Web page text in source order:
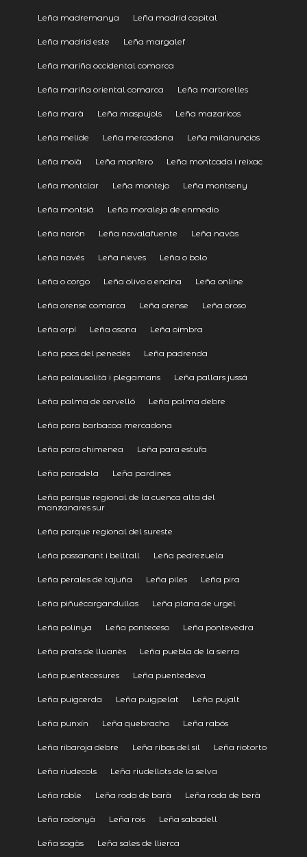
Leña madremanya Leña madrid capital
Leña madrid este Leña margalef
Leña mariña occidental comarca
Leña mariña oriental comarca Leña martorelles
Leña marà Leña maspujols Leña mazaricos
Leña melide Leña mercadona Leña milanuncios
Leña moià Leña monfero Leña montcada i reixac
Leña montclar Leña montejo Leña montseny
Leña montsiá Leña moraleja de enmedio
Leña narón Leña navalafuente Leña navàs
Leña navés Leña nieves Leña o bolo
Leña o corgo Leña olivo o encina Leña online
Leña orense comarca Leña orense Leña oroso
Leña orpí Leña osona Leña oímbra
Leña pacs del penedès Leña padrenda
Leña palausolità i plegamans Leña pallars jussá
Leña palma de cervelló Leña palma debre
Leña para barbacoa mercadona
Leña para chimenea Leña para estufa
Leña paradela Leña pardines
Leña parque regional de la cuenca alta del
manzanares sur
Leña parque regional del sureste
Leña passanant i belltall Leña pedrezuela
Leña perales de tajuña Leña piles Leña pira
Leña piñuécargandullas Leña plana de urgel
Leña polinya Leña ponteceso Leña pontevedra
Leña prats de lluanès Leña puebla de la sierra
Leña puentecesures Leña puentedeva
Leña puigcerda Leña puigpelat Leña pujalt
Leña punxín Leña quebracho Leña rabós
Leña ribaroja debre Leña ribas del sil Leña riotorto
Leña riudecols Leña riudellots de la selva
Leña roble Leña roda de barà Leña roda de berà
Leña rodonyà Leña rois Leña sabadell
Leña sagàs Leña sales de llierca